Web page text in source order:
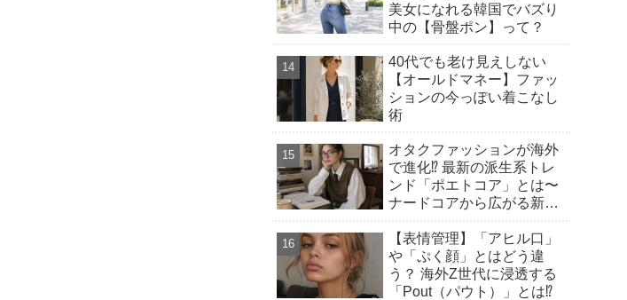
美女になれる韓国でバズり
中の【骨盤ポン】って？
40代でも老け見えしない
【オールドマネー】ファッ
ションの今っぽい着こなし
術
オタクファッションが海外
で進化⁉︎ 最新の派生系トレ
ンド「ポエトコア」とは〜
ナードコアから広がる新潮
【表情管理】「アヒル口」
や「ぷく顔」とはどう違
う？ 海外Z世代に浸透する
「Pout（パウト）」とは⁉︎